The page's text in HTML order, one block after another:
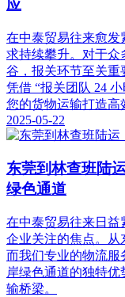
应
在中泰贸易往来愈发
求持续攀升。对于众
谷，报关环节至关重
凭借 “报关团队 24
您的货物运输打造
2025-05-22
东莞到林查班陆
绿色通道
在中泰贸易往来日益
企业关注的焦点。从
而我们专业的物流服
岸绿色通道的独特
输桥梁。